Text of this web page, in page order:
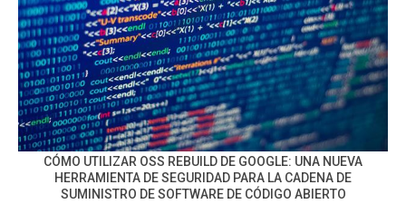
CÓMO UTILIZAR OSS REBUILD DE GOOGLE: UNA NUEVA
HERRAMIENTA DE SEGURIDAD PARA LA CADENA DE
SUMINISTRO DE SOFTWARE DE CÓDIGO ABIERTO